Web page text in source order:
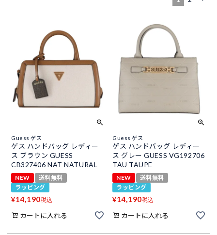
Guess ゲス
ゲス ハンドバッグ レディー
ス ブラウン GUESS
CB327406 NAT NATURAL
NEW
送料無料
ラッピング
¥14,190税込
カートに入れる
Guess ゲス
ゲス ハンドバッグ レディー
ス グレー GUESS VG192706
TAU TAUPE
NEW
送料無料
ラッピング
¥14,190税込
カートに入れる